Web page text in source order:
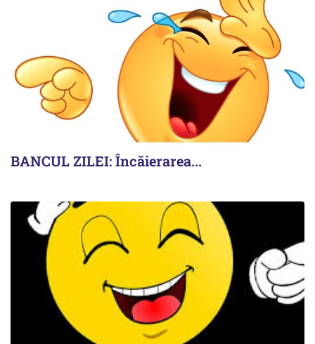
BANCUL ZILEI: Încăierarea...